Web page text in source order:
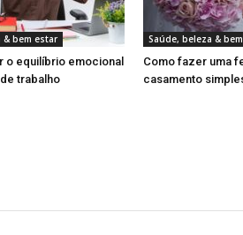
& bem estar
o equilíbrio emocional
trabalho
Saúde, beleza &
Como fazer uma
casamento